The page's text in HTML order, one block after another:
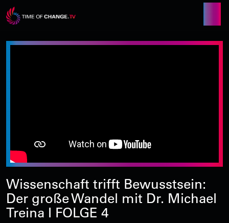
Wissenschaft trifft Bewusstsein:
Der große Wandel mit Dr. Michael
Treina I FOLGE 4